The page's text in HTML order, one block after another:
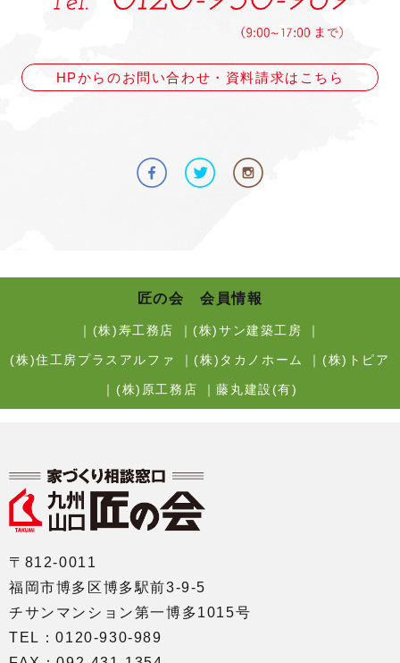
HPからのお問い合わせ・資料請求はこちら
匠の会 会員情報
｜ (株)寿工務店 ｜ (株)サン建築工房 ｜
(株)住工房プラスアルファ ｜ (株)タカノホーム ｜ (株)トピア
｜ (株)原工務店 ｜藤丸建設(有)
〒812-0011
福岡市博多区博多駅前3-9-5
チサンマンション第一博多1015号
TEL：0120-930-989